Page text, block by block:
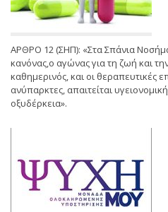
ΑΡΘΡΟ 12 (ΣΗΠ): «Στα Σπάνια
κανόνας,ο αγώνας για τη ζωή και
καθημερινός, και οι θεραπευτικές
ανύπαρκτες, απαιτείται
οξυδέρκεια».